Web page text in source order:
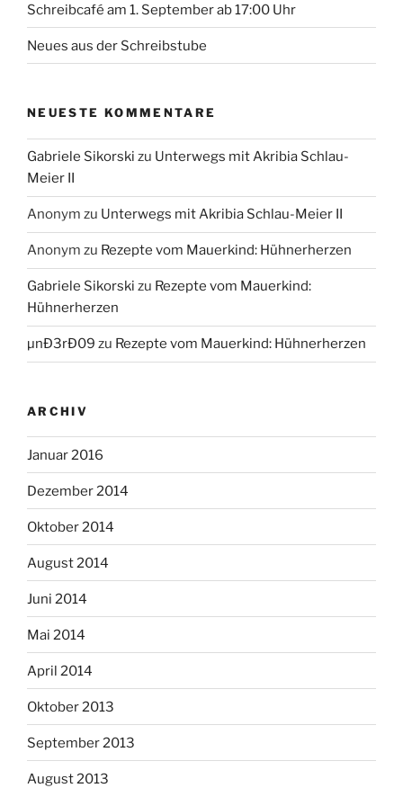
Schreibcafé am 1. September ab 17:00 Uhr
Neues aus der Schreibstube
NEUESTE KOMMENTARE
Gabriele Sikorski zu Unterwegs mit Akribia Schlau-
Meier II
Anonym zu Unterwegs mit Akribia Schlau-Meier II
Anonym zu Rezepte vom Mauerkind: Hühnerherzen
Gabriele Sikorski zu Rezepte vom Mauerkind:
Hühnerherzen
µnÐ3rÐ09 zu Rezepte vom Mauerkind: Hühnerherzen
ARCHIV
Januar 2016
Dezember 2014
Oktober 2014
August 2014
Juni 2014
Mai 2014
April 2014
Oktober 2013
September 2013
August 2013